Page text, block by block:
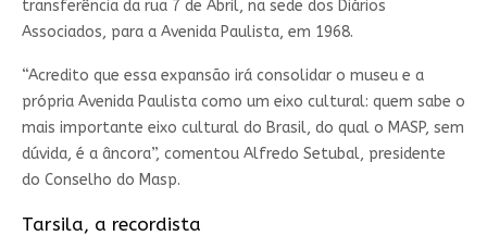
transferência da rua 7 de Abril, na sede dos Diários
Associados, para a Avenida Paulista, em 1968.
“Acredito que essa expansão irá consolidar o museu e a
própria Avenida Paulista como um eixo cultural: quem sabe o
mais importante eixo cultural do Brasil, do qual o MASP, sem
dúvida, é a âncora”, comentou Alfredo Setubal, presidente
do Conselho do Masp.
Tarsila, a recordista